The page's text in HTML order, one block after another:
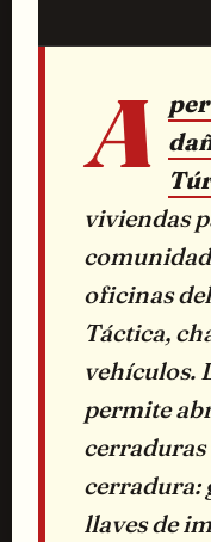
A
viviendas
oficinas
Táctica,
vehículos.
permite
cerradura:
llaves de